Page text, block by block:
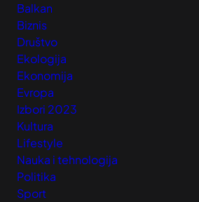
Balkan
Biznis
Društvo
Ekologija
Ekonomija
Evropa
Izbori 2023
Kultura
Lifestyle
Nauka i tehnologija
Politika
Sport